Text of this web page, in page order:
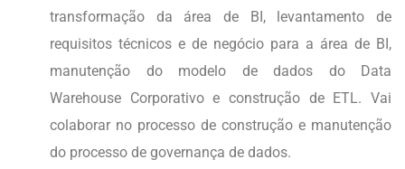
transformação da área de BI, levantamento de
requisitos técnicos e de negócio para a área de BI,
manutenção do modelo de dados do Data
Warehouse Corporativo e construção de ETL. Vai
colaborar no processo de construção e manutenção
do processo de governança de dados.